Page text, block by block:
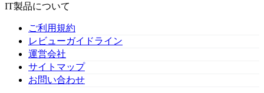
IT製品について
ご利用規約
レビューガイドライン
運営会社
サイトマップ
お問い合わせ